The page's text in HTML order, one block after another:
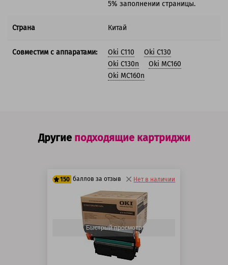
5% заполнении страницы.
Страна Китай
Совместим с аппаратами: Oki C110
Oki C130
Oki C130n
Oki MC160
Oki MC160n
Другие подходящие картриджи
150 баллов за отзыв
125 баллов
150 баллов
Нет в наличии
Быстрый просмотр